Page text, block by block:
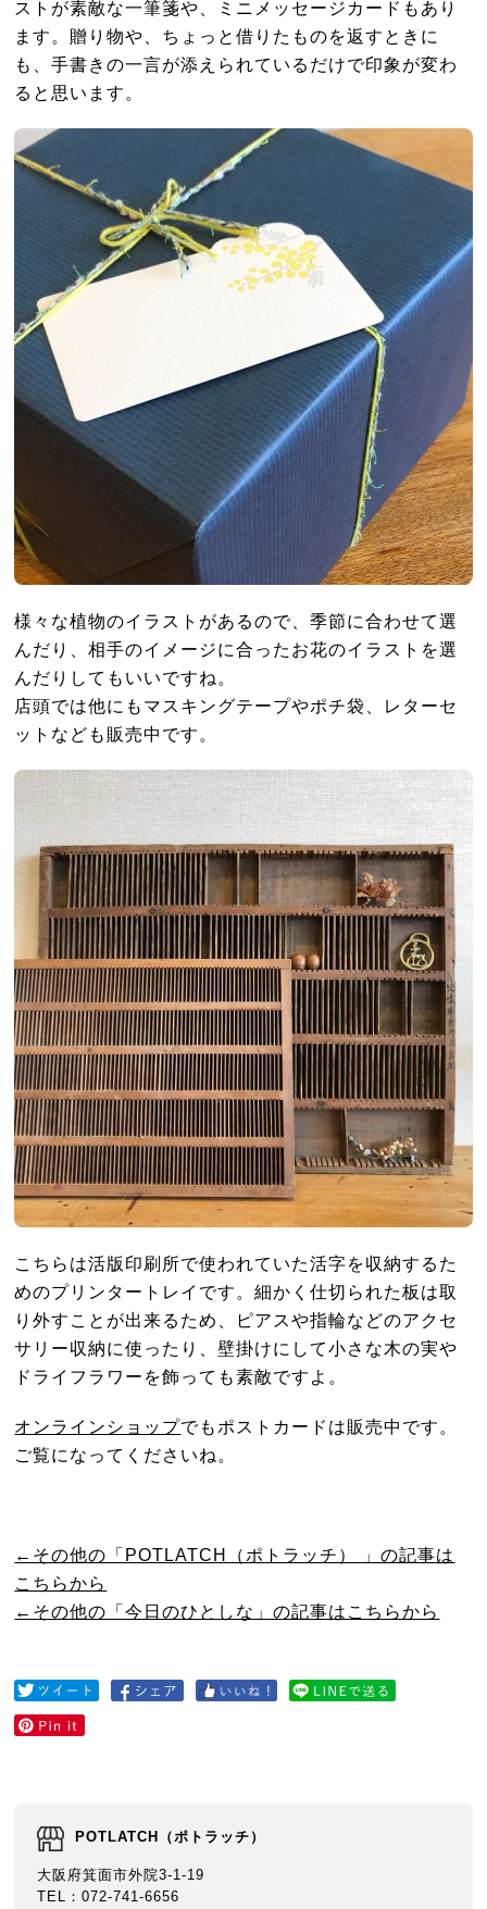
ストが素敵な一筆箋や、ミニメッセージカードもあり
ます。贈り物や、ちょっと借りたものを返すときに
も、手書きの一言が添えられているだけで印象が変わ
ると思います。
様々な植物のイラストがあるので、季節に合わせて選
んだり、相手のイメージに合ったお花のイラストを選
んだりしてもいいですね。
店頭では他にもマスキングテープやポチ袋、レターセ
ットなども販売中です。
こちらは活版印刷所で使われていた活字を収納するた
めのプリンタートレイです。細かく仕切られた板は取
り外すことが出来るため、ピアスや指輪などのアクセ
サリー収納に使ったり、壁掛けにして小さな木の実や
ドライフラワーを飾っても素敵ですよ。
オンラインショップでもポストカードは販売中です。
ご覧になってくださいね。
←その他の「POTLATCH（ポトラッチ） 」の記事は
こちらから
←その他の「今日のひとしな」の記事はこちらから
POTLATCH（ポトラッチ）
大阪府箕面市外院3-1-19
TEL：072-741-6656